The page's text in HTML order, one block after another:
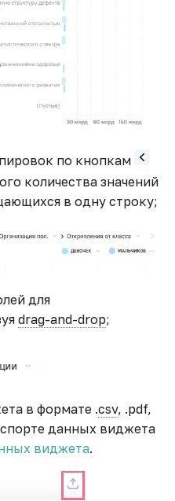
по кнопкам
количества значений
в одну строку;
для
drag-and-drop;
в формате .csv, .pdf,
данных виджета
виджета.